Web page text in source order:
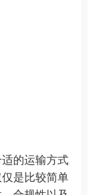
的运输方式
是比较简单